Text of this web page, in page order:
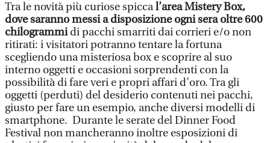
Tra le novità più curiose spiccal’area Mistery Box,
dove saranno messi a disposizione ogni sera oltre 600
chilogrammidi pacchi smarriti dai corrieri e/o non
ritirati: i visitatori potranno tentare la fortuna
scegliendo una misteriosa box e scoprire al suo
interno oggetti e occasioni sorprendenti con la
possibilità di fare veri e propri affari d’oro. Tra gli
oggetti (perduti) del desiderio contenuti nei pacchi,
giusto per fare un esempio, anche diversi modelli di
smartphone. Durante le serate del Dinner Food
Festival non mancheranno inoltre esposizioni di